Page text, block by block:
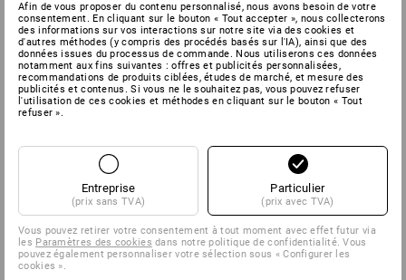
Afin de vous proposer du contenu personnalisé, nous avons besoin de votre
consentement. En cliquant sur le bouton « Tout accepter », nous collecterons
des informations sur vos interactions sur notre site via des cookies et
d'autres méthodes (y compris des procédés basés sur l'IA), ainsi que des
données issues du processus de commande. Nous utiliserons ces données
notamment aux fins suivantes : offres et publicités personnalisées,
recommandations de produits ciblées, études de marché, et mesure des
publicités et contenus. Si vous ne le souhaitez pas, vous pouvez refuser
l'utilisation de ces cookies et méthodes en cliquant sur le bouton « Tout
refuser ».
Entreprise
(prix sans TVA)
Particulier
(prix avec TVA)
Vous pouvez retirer votre consentement à tout moment avec effet futur via
les Paramètres des cookies dans notre politique de confidentialité. Vous
pouvez également personnaliser votre sélection sous « Configurer les
cookies ».